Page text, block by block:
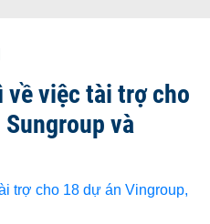
về việc tài trợ cho
và